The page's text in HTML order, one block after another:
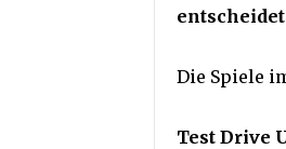
Die Spiele
Test Drive